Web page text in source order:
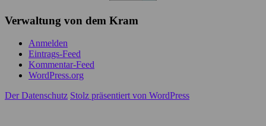
Verwaltung von dem Kram
Anmelden
Eintrags-Feed
Kommentar-Feed
WordPress.org
Der Datenschutz Stolz präsentiert von WordPress